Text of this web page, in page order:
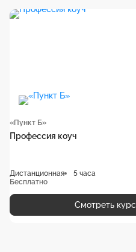
«Пункт Б»
Профессия коуч
Дистанционная
5 часа
Бесплатно
Смотреть курс